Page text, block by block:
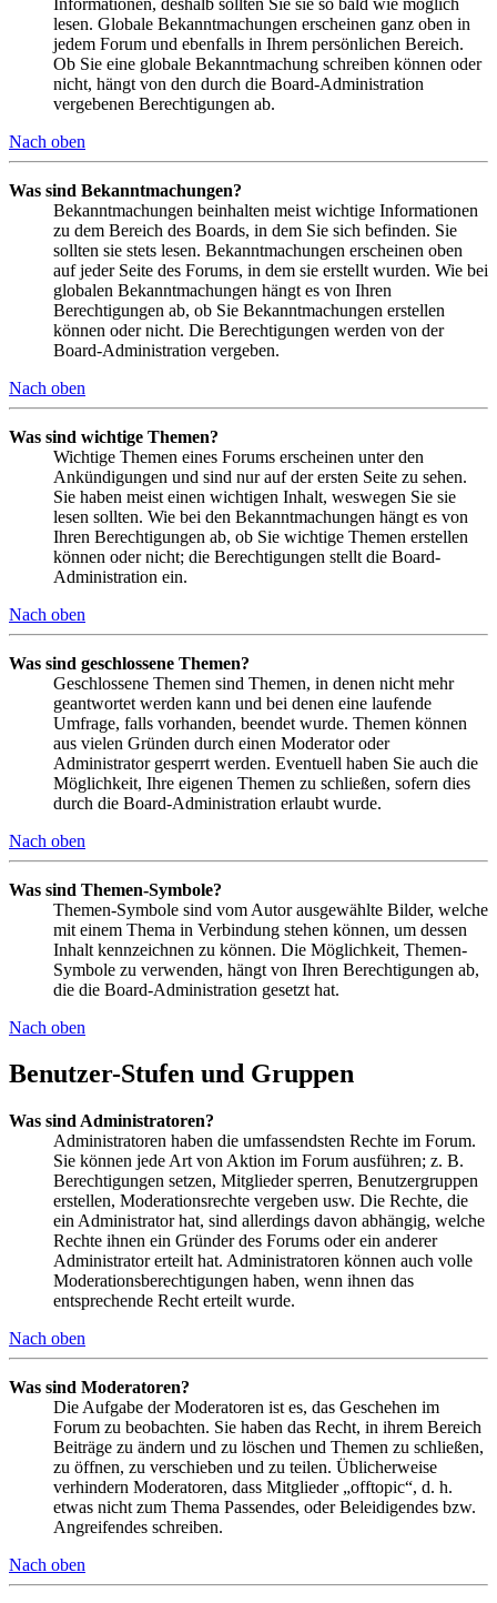
lesen. Globale Bekanntmachungen erscheinen ganz oben in
jedem Forum und ebenfalls in Ihrem persönlichen Bereich.
Ob Sie eine globale Bekanntmachung schreiben können oder
nicht, hängt von den durch die Board-Administration
vergebenen Berechtigungen ab.
Nach oben
Was sind Bekanntmachungen?
Bekanntmachungen beinhalten meist wichtige Informationen
zu dem Bereich des Boards, in dem Sie sich befinden. Sie
sollten sie stets lesen. Bekanntmachungen erscheinen oben
auf jeder Seite des Forums, in dem sie erstellt wurden. Wie bei
globalen Bekanntmachungen hängt es von Ihren
Berechtigungen ab, ob Sie Bekanntmachungen erstellen
können oder nicht. Die Berechtigungen werden von der
Board-Administration vergeben.
Nach oben
Was sind wichtige Themen?
Wichtige Themen eines Forums erscheinen unter den
Ankündigungen und sind nur auf der ersten Seite zu sehen.
Sie haben meist einen wichtigen Inhalt, weswegen Sie sie
lesen sollten. Wie bei den Bekanntmachungen hängt es von
Ihren Berechtigungen ab, ob Sie wichtige Themen erstellen
können oder nicht; die Berechtigungen stellt die Board-
Administration ein.
Nach oben
Was sind geschlossene Themen?
Geschlossene Themen sind Themen, in denen nicht mehr
geantwortet werden kann und bei denen eine laufende
Umfrage, falls vorhanden, beendet wurde. Themen können
aus vielen Gründen durch einen Moderator oder
Administrator gesperrt werden. Eventuell haben Sie auch die
Möglichkeit, Ihre eigenen Themen zu schließen, sofern dies
durch die Board-Administration erlaubt wurde.
Nach oben
Was sind Themen-Symbole?
Themen-Symbole sind vom Autor ausgewählte Bilder, welche
mit einem Thema in Verbindung stehen können, um dessen
Inhalt kennzeichnen zu können. Die Möglichkeit, Themen-
Symbole zu verwenden, hängt von Ihren Berechtigungen ab,
die die Board-Administration gesetzt hat.
Nach oben
Benutzer-Stufen und Gruppen
Was sind Administratoren?
Administratoren haben die umfassendsten Rechte im Forum.
Sie können jede Art von Aktion im Forum ausführen; z. B.
Berechtigungen setzen, Mitglieder sperren, Benutzergruppen
erstellen, Moderationsrechte vergeben usw. Die Rechte, die
ein Administrator hat, sind allerdings davon abhängig, welche
Rechte ihnen ein Gründer des Forums oder ein anderer
Administrator erteilt hat. Administratoren können auch volle
Moderationsberechtigungen haben, wenn ihnen das
entsprechende Recht erteilt wurde.
Nach oben
Was sind Moderatoren?
Die Aufgabe der Moderatoren ist es, das Geschehen im
Forum zu beobachten. Sie haben das Recht, in ihrem Bereich
Beiträge zu ändern und zu löschen und Themen zu schließen,
zu öffnen, zu verschieben und zu teilen. Üblicherweise
verhindern Moderatoren, dass Mitglieder „offtopic“, d. h.
etwas nicht zum Thema Passendes, oder Beleidigendes bzw.
Angreifendes schreiben.
Nach oben